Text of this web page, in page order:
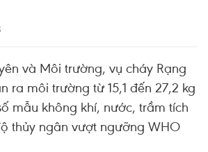
và Môi trường, vụ cháy Rạng
ra môi trường từ 15,1 đến 27,2 kg
mẫu không khí, nước, trầm tích
thủy ngân vượt ngưỡng WHO